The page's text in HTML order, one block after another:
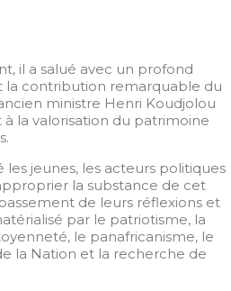
il a salué avec un profond
la contribution remarquable du
ministre Henri Koudjolou
la valorisation du patrimoine
les jeunes, les acteurs politiques
la substance de cet
de leurs réflexions et
par le patriotisme, la
le panafricanisme, le
la Nation et la recherche de